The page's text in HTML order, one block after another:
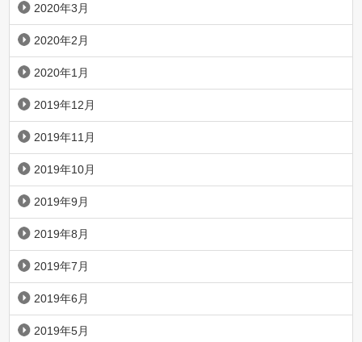
2020年3月
2020年2月
2020年1月
2019年12月
2019年11月
2019年10月
2019年9月
2019年8月
2019年7月
2019年6月
2019年5月